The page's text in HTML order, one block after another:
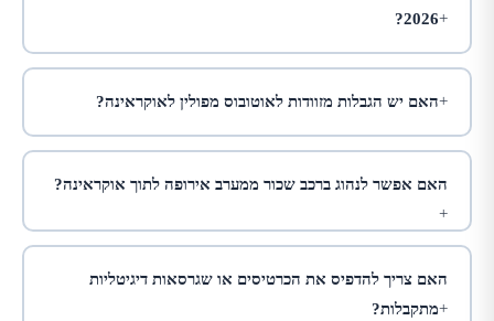
2026?
האם יש הגבלות מזוודות לאוטובוס מפולין לאוקראינה?
האם אפשר לנהוג ברכב שכור ממערב אירופה לתוך אוקראינה?
האם צריך להדפיס את הכרטיסים או שגרסאות דיגיטליות
מתקבלות?